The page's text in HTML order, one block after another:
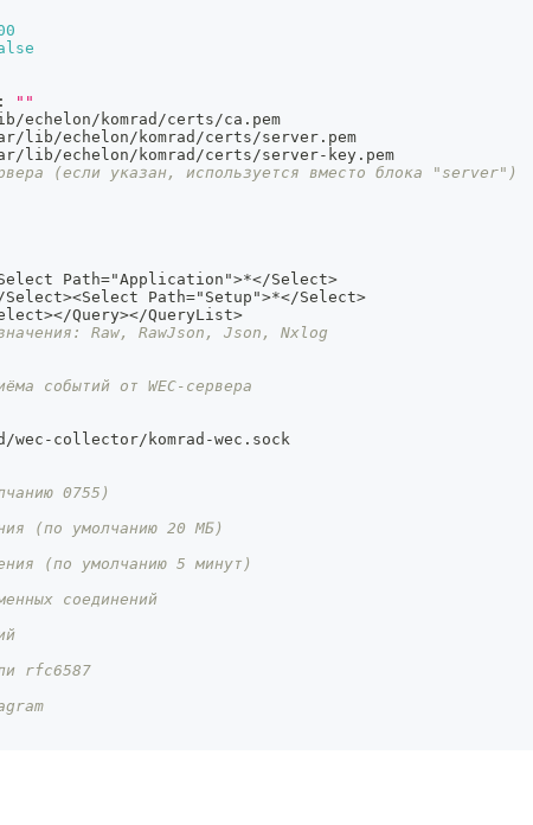
:
""
echelon/komrad/certs/ca.pem
lib/echelon/komrad/certs/server.pem
lib/echelon/komrad/certs/server- key.pem
(если указан, используется вместо блока "server")
Path="Application">*</Select>
Select><Select Path="Setup">*</Select>
Query></QueryList>
Raw, RawJson, Json, Nxlog
событий от WEC-сервера
wec- collector/komrad -wec.sock
0755)
(по умолчанию 20 МБ)
(по умолчанию 5 минут)
соединений
rfc6587